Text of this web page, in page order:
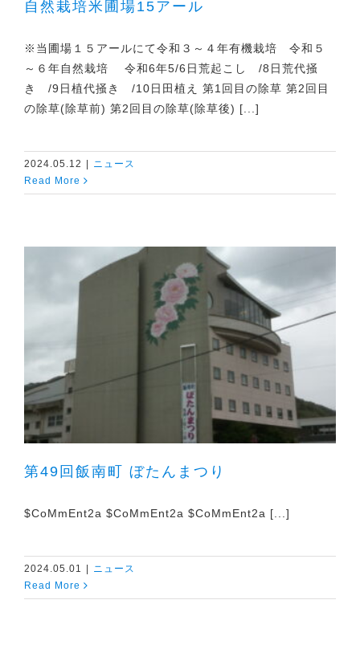
自然栽培米圃場15アール
※当圃場１５アールにて令和３～４年有機栽培 令和５
～６年自然栽培 令和6年5/6日荒起こし /8日荒代掻
き /9日植代掻き /10日田植え 第1回目の除草 第2回目
の除草(除草前) 第2回目の除草(除草後) [...]
2024.05.12
ニュース
Read More
第49回飯南町 ぼたんまつり
$CoMmEnt2a $CoMmEnt2a $CoMmEnt2a [...]
2024.05.01 | ニュース
Read More